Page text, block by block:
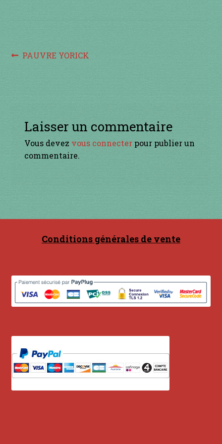
ACCUEIL
Comment fabriquer une guimbarde….
Comment jouer de la guimbarde….
en bambou
en bois
en cuivre
en laiton
Navigation
Article
PAUVRE YORICK
Laisser un commentaire
Vous devez vous connecterpour publier un
commentaire.
Conditions générales de vente